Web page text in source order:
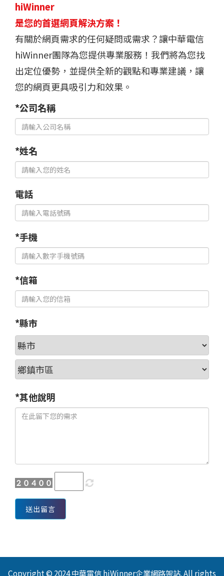
hiWinner
是您的首選網頁解決方案！
有關於網頁需求的任何疑問或需求？讓中華電信
hiWinner團隊為您提供專業服務！我們將為您找
出定位優勢，並提供全新的觀點和專業建議，讓
您的網頁更具吸引力和效果。
*公司名稱
*姓名
電話
*手機
*信箱
*縣市
*其他說明
送出留言
Copyright © 2024 中華電信 hiWinner企業網路架站. All rights